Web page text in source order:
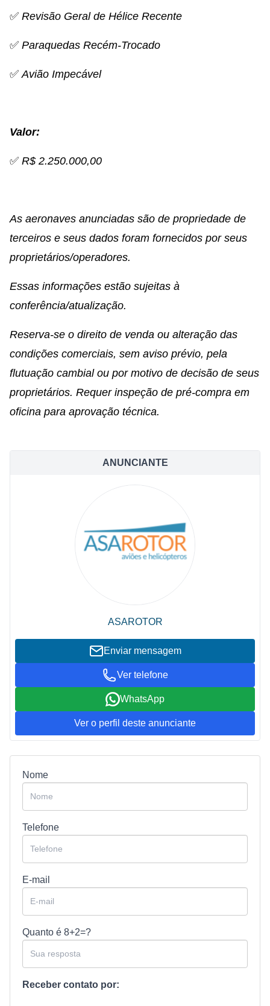
✅ Revisão Geral de Hélice Recente
✅ Paraquedas Recém-Trocado
✅ Avião Impecável
Valor:
✅ R$ 2.250.000,00
As aeronaves anunciadas são de propriedade de
terceiros e seus dados foram fornecidos por seus
proprietários/operadores.
Essas informações estão sujeitas à
conferência/atualização.
Reserva-se o direito de venda ou alteração das
condições comerciais, sem aviso prévio, pela
flutuação cambial ou por motivo de decisão de seus
proprietários. Requer inspeção de pré-compra em
oficina para aprovação técnica.
ANUNCIANTE
ASAROTOR
Enviar mensagem
Ver telefone
WhatsApp
Ver o perfil deste anunciante
Nome
Telefone
E-mail
Quanto é 8+2=?
Receber contato por: